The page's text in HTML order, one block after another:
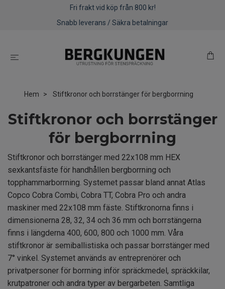
Fri frakt vid köp från 800 kr!
Snabb leverans / Säkra betalningar
Hem Stiftkronor och borrstänger för bergborrning
Stiftkronor och borrstänger
för bergborrning
Stiftkronor och borrstänger med 22x108 mm HEX
sexkantsfäste för handhållen bergborrning och
topphammarborrning. Systemet passar bland annat Atlas
Copco Cobra Combi, Cobra TT, Cobra Pro och andra
maskiner med 22x108 mm fäste. Stiftkronorna finns i
dimensionerna 28, 32, 34 och 36 mm och borrstängerna
finns i längderna 400, 600, 800 och 1000 mm. Våra
stiftkronor är semiballistiska och passar borrstänger med
7° vinkel. Systemet används av entreprenörer och
privatpersoner för borrning inför spräckmedel, spräckkilar,
krutpatroner och andra typer av bergarbeten. Samtliga